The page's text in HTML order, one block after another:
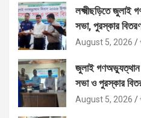
লক্ষ্মীছড়িতে
সভা, পুরস্কার
August 5, 2026
জুলাই গণঅভ্যুত্থান
সভা ও পুরস্কার
August 5, 2026